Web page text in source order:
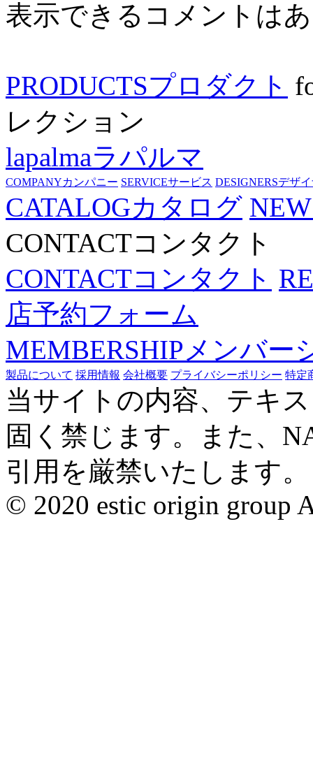
表示できるコメントは
PRODUCTSプロダクト
レクション
lapalmaラパルマ
COMPANYカンパニー SERVICEサービス DESIGNERSデザ
CATALOGカタログ
CONTACTコンタクト
CONTACTコンタクト
店予約フォーム
MEMBERSHIPメンバー
製品について 採用情報 会社概要 プライバシーポリシー 特定
当サイトの内容、テキ
固く禁じます。また、
引用を厳禁いたします。
© 2020 estic origin group